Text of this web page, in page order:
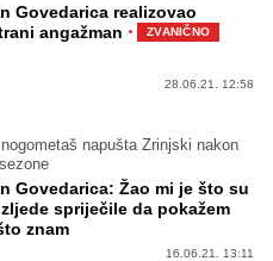
Govedarica realizovao
angažman · ZVANIČNO
28.06.21. 12:58
napušta Zrinjski nakon
Govedarica: Žao mi je što su
spriječile da pokažem
znam
16.06.21. 13:11